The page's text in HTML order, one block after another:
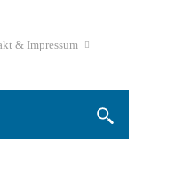
& Impressum